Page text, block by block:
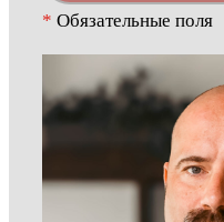
* Обязательные поля